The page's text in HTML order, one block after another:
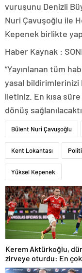
vuruşunu Denizli
Nuri Çavuşoğlu ile
Kepenek birlikte
Haber Kaynak :
“Yayınlanan tüm
yasal bildirimlerinizi
iletiniz. En kısa
dönüş
Bülent Nuri Çavuşoğlu
Kent Lokantası
Yüksel Kepenek
Kerem Aktürkoğlu,
zirveye oturdu: En
çıkan oyuncu!